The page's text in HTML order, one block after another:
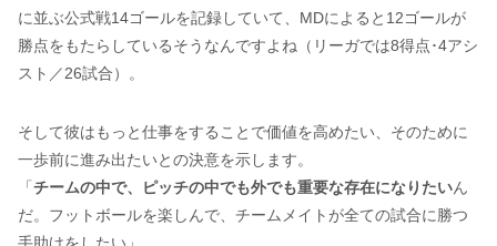
に並ぶ公式戦14ゴールを記録していて、MDによると12ゴールが
勝点をもたらしているそうなんですよね（リーガでは8得点･4アシ
スト／26試合）。
そして彼はもっと仕事をすることで価値を高めたい、そのために
一歩前に進み出たいとの決意を示します。
「 チームの中で、ピッチの中でも外でも重要な存在になりたいん
だ。フットボールを楽しんで、チームメイトが全ての試合に勝つ
手助けをしたい」